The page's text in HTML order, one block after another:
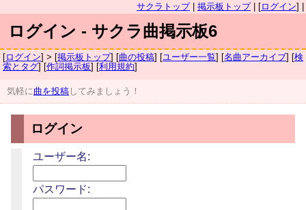
サクラトップ| 掲示板トップ| [ログイン] |
ログイン - サクラ曲掲示板6
[ログイン] > [掲示板トップ] [曲の投稿] [ユーザー一覧] [名曲アーカイブ] [検
索とタグ] [作詞掲示板] [利用規約]
気軽に曲を投稿 してみましょう！
ログイン
ユーザー名:
パスワード: